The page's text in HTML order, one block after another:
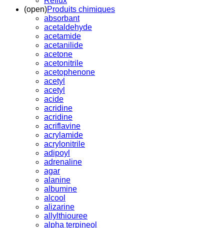
(open)Produits chimiques
absorbant
acetaldehyde
acetamide
acetanilide
acetone
acetonitrile
acetophenone
acetyl
acetyl
acide
acridine
acridine
acriflavine
acrylamide
acrylonitrile
adipoyl
adrenaline
agar
alanine
albumine
alcool
alizarine
allylthiouree
alpha terpineol